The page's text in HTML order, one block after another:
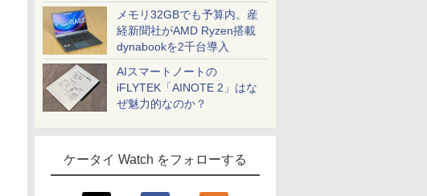
メモリ32GBでも予算内。産
経新聞社がAMD Ryzen搭載
dynabookを2千台導入
AIスマートノートの
iFLYTEK「AINOTE 2」はな
ぜ魅力的なのか？
ケータイ Watch をフォローする